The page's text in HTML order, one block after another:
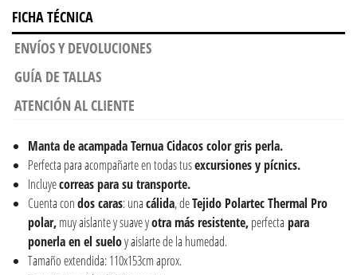
FICHA TÉCNICA
ENVÍOS Y DEVOLUCIONES
GUÍA DE TALLAS
ATENCIÓN AL CLIENTE
Manta de acampada Ternua Cidacos color gris perla.
Perfecta para acompañarte en todas tusexcursiones y pícnics.
Incluyecorreas para su transporte.
Cuenta condos caras: unacálida, deTejido Polartec Thermal Pro
polar,muy aislante y suave yotra más resistente,perfecta para
ponerla en el sueloy aislarte de la humedad.
Tamaño extendida: 110x153cm aprox.